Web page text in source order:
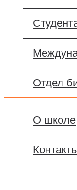
Doing
Школа
Отдел
О школе